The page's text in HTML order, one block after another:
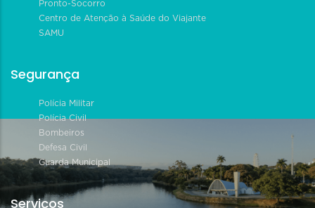
Pronto-Socorro
Centro de Atenção à Saúde do Viajante
SAMU
Segurança
Polícia Militar
Polícia Civil
Bombeiros
Defesa Civil
Guarda Municipal
Serviços